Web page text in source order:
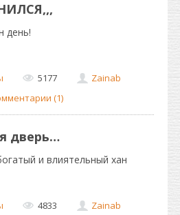
день!
5177
Zainab
(1)
дверь…
и влиятельный хан
4833
Zainab